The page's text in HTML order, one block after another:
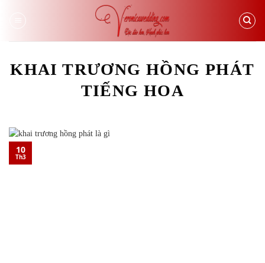
KHAI TRƯƠNG HỒNG PHÁT
TIẾNG HOA
10
Th3